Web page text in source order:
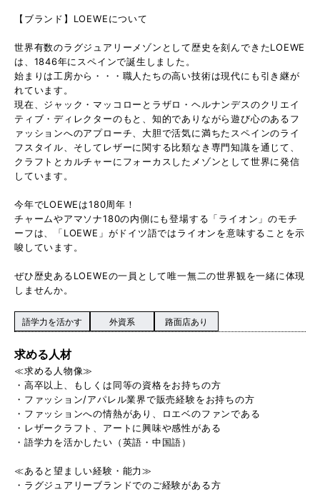
【ブランド】LOEWEについて
世界有数のラグジュアリーメゾンとして歴史を刻んできたLOEWE
は、1846年にスペインで誕生しました。
始まりは工房から・・・職人たちの高い技術は現代にも引き継が
れています。
現在、ジャック・マッコローとラザロ・ヘルナンデスのクリエイ
ティブ・ディレクターのもと、知的でありながら遊び心のあるフ
ァッションへのアプローチ、大胆で活気に満ちたスペインのライ
フスタイル、そしてレザーに関する比類なき専門知識を通じて、
クラフトとカルチャーにフォーカスしたメゾンとして世界に発信
しています。
今年でLOEWEは180周年！
チャームやアマソナ180の内側にも登場する「ライオン」のモチ
ーフは、「LOEWE」がドイツ語ではライオンを意味することを示
唆しています。
ぜひ歴史あるLOEWEの一員として唯一無二の世界観を一緒に体現
しませんか。
語学力を活かす 外資系 路面店あり
求める人材
≪求める人物像≫
・高卒以上、もしくは同等の資格をお持ちの方
・ファッション/アパレル業界で販売経験をお持ちの方
・ファッションへの情熱があり、ロエベのファンである
・レザークラフト、アートに興味や感性がある
・語学力を活かしたい（英語・中国語）
≪あると望ましい経験・能力≫
・ラグジュアリーブランドでのご経験がある方